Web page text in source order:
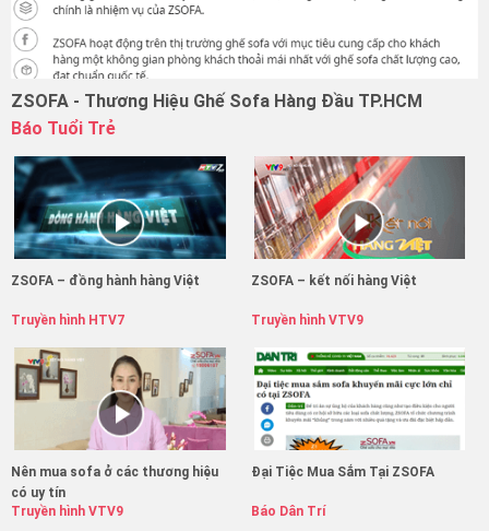
ZSOFA - Thương Hiệu Ghế Sofa Hàng Đầu TP.HCM
Báo Tuổi Trẻ
ZSOFA – đồng hành hàng Việt
Truyền hình HTV7
ZSOFA – kết nối hàng Việt
Truyền hình VTV9
Nên mua sofa ở các thương hiệu
có uy tín
Truyền hình VTV9
Đại Tiệc Mua Sắm Tại ZSOFA
Báo Dân Trí